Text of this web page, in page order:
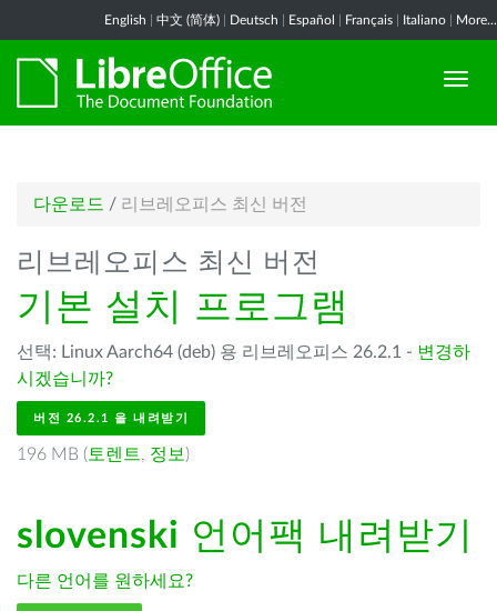
English 中文 (简体) Deutsch Español Français Italiano More...
다운로드 / 리브레오피스 최신 버전
리브레오피스 최신 버전
기본 설치 프로그램
선택: Linux Aarch64 (deb) 용 리브레오피스 26.2.1 - 변경하
시겠습니까?
버전 26.2.1 을 내려받기
196 MB ( 토렌트, 정보 )
slovenski 언어팩 내려받기
다른 언어를 원하세요?